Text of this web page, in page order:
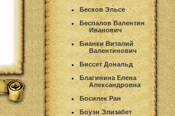
Бесков Эльсе
Беспалов Валентин
Иванович
Бианки Виталий
Валентинович
Биссет Дональд
Благинина Елена
Александровна
Босилек Ран
Боуэн Элизабет